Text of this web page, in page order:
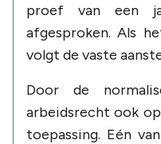
proef van een
afgesproken. Als
volgt de vaste
Door de
arbeidsrecht ook
toepassing. Eén